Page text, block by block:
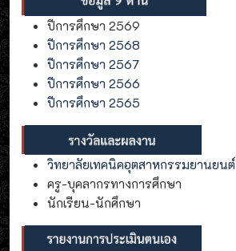
ปีการศึกษา 2569
ปีการศึกษา 2568
ปีการศึกษา 2567
ปีการศึกษา 2566
ปีการศึกษา 2565
วิทยาลัยเทคนิคอุตสาหกรรมยานยนต์
ครู-บุคลากรทางการศึกษา
นักเรียน-นักศึกษา